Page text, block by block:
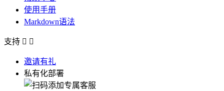
使用手册
Markdown语法
支持  
邀请有礼
私有化部署